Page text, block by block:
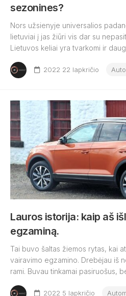
sezonines?
Nors užsienyje universalios
lietuviai į jas žiūri vis dar su
Lietuvos keliai yra tvarkomi ir
2022 22 lapkričio
Lauros istorija: kaip aš
egzaminą.
Tai buvo šaltas žiemos rytas, kai
vairavimo egzamino. Drebėjau iš
rami. Buvau tinkamai pasiruošus,
2022 5 lapkričio